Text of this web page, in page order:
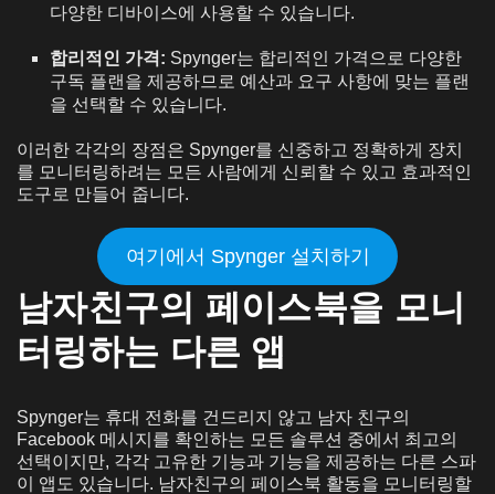
다양한 디바이스에 사용할 수 있습니다.
합리적인 가격: Spynger는 합리적인 가격으로 다양한
구독 플랜을 제공하므로 예산과 요구 사항에 맞는 플랜
을 선택할 수 있습니다.
이러한 각각의 장점은 Spynger를 신중하고 정확하게 장치
를 모니터링하려는 모든 사람에게 신뢰할 수 있고 효과적인
도구로 만들어 줍니다.
여기에서 Spynger 설치하기
남자친구의 페이스북을 모니
터링하는 다른 앱
Spynger는 휴대 전화를 건드리지 않고 남자 친구의
Facebook 메시지를 확인하는 모든 솔루션 중에서 최고의
선택이지만, 각각 고유한 기능과 기능을 제공하는 다른 스파
이 앱도 있습니다. 남자친구의 페이스북 활동을 모니터링할